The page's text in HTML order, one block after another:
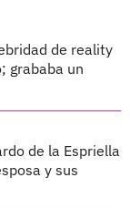
de reality
grababa un
de la Espriella
y sus